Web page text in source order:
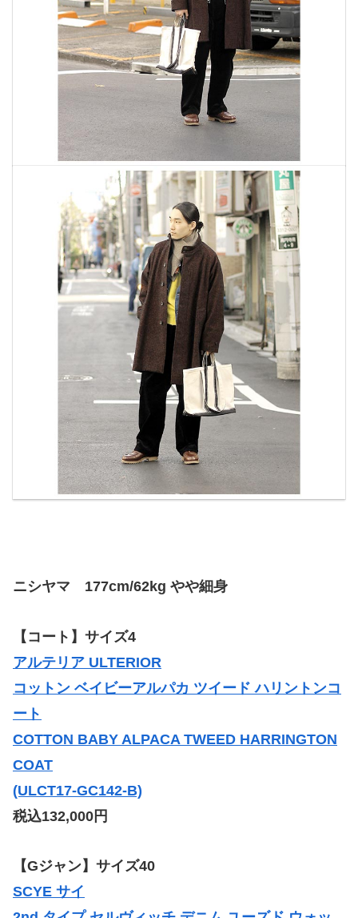
ニシヤマ 177cm/62kg やや細身
【コート】サイズ4
アルテリア ULTERIOR
コットン ベイビーアルパカ ツイード ハリントンコ
ート
COTTON BABY ALPACA TWEED HARRINGTON
COAT
(ULCT17-GC142-B)
税込132,000円
【Gジャン】サイズ40
SCYE サイ